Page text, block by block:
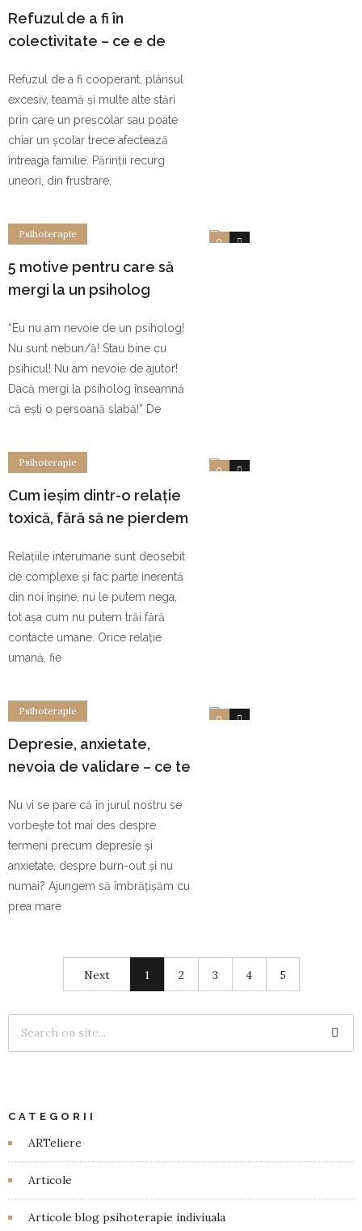
Refuzul de a fi în
colectivitate – ce e de
Refuzul de a fi cooperant, plânsul
excesiv, teamă și multe alte stări
prin care un preșcolar sau poate
chiar un școlar trece afectează
întreaga familie. Părinții recurg
uneori, din frustrare,
0 0
Psihoterapie
5 motive pentru care să
mergi la un psiholog
“Eu nu am nevoie de un psiholog!
Nu sunt nebun/ă! Stau bine cu
psihicul! Nu am nevoie de ajutor!
Dacă mergi la psiholog înseamnă
că ești o persoană slabă!” De
0 0
Psihoterapie
Cum ieșim dintr-o relație
toxică, fără să ne pierdem
Relațiile interumane sunt deosebit
de complexe și fac parte inerentă
din noi înșine, nu le putem nega,
tot așa cum nu putem trăi fără
contacte umane. Orice relație
umană, fie
0 0
Psihoterapie
Depresie, anxietate,
nevoia de validare – ce te
Nu vi se pare că în jurul nostru se
vorbește tot mai des despre
termeni precum depresie și
anxietate, despre burn-out și nu
numai? Ajungem să îmbrățișăm cu
prea mare
Next 1 2 3 4 5
CATEGORII
ARTeliere
Articole
Articole blog psihoterapie indiviuala